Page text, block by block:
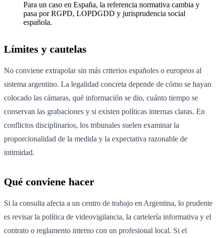
Para un caso en España, la referencia normativa cambia y
pasa por RGPD, LOPDGDD y jurisprudencia social
española.
Límites y cautelas
No conviene extrapolar sin más criterios españoles o europeos al
sistema argentino. La legalidad concreta depende de cómo se hayan
colocado las cámaras, qué información se dio, cuánto tiempo se
conservan las grabaciones y si existen políticas internas claras. En
conflictos disciplinarios, los tribunales suelen examinar la
proporcionalidad de la medida y la expectativa razonable de
intimidad.
Qué conviene hacer
Si la consulta afecta a un centro de trabajo en Argentina, lo prudente
es revisar la política de videovigilancia, la cartelería informativa y el
contrato o reglamento interno con un profesional local. Si el